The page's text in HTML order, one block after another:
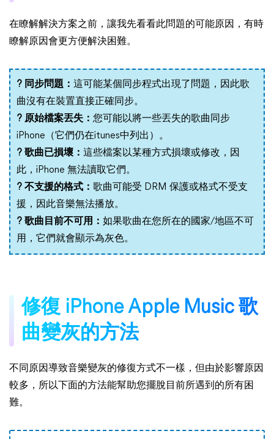
在瞭解解決方案之前，讓我先看看此問題的可能原因，有時
瞭解原因會更方便解決困難。
? 同步問題： 這可能某個同步程式出現了問題，因此歌
曲沒有在裝置直接正確同步。
? 原始檔案丟失： 您可能以將一些丟失的歌曲同步
iPhone（它們仍在itunes中列出）。
? 歌曲已損壞： 這些檔案以某種方式損壞或修改，因
此，iPhone 無法讀取它們。
? 不支援的格式： 歌曲可能受 DRM 保護或格式不受支
援，因此音樂無法播放。
? 歌曲目前不可用： 如果歌曲在您所在的國家/地區不可
用，它們就會顯示為灰色。
修復 iPhone Apple Music 歌
曲變灰的方法
不同原因導致音樂變灰的修復方式不一樣，但由於影響原因
較多，所以下面的方法能幫助您擺脫目前所遇到的所有困
難。